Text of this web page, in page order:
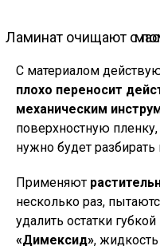
Ламинат очищают с помощью
С материалом
плохо переносит
механическим
поверхностную
нужно будет разбирать
Применяют
несколько раз,
удалить остатки
«Димексид», жидкость